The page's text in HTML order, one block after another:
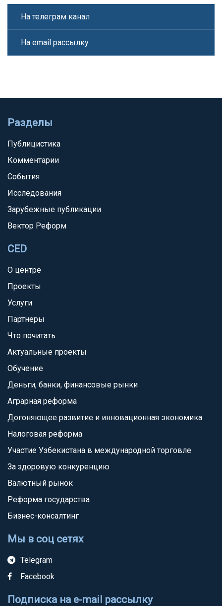
На телеграм канал
На email рассылку
Разделы
Публицистика
Комментарии
События
Исследования
Зарубежные публикации
Вектор Реформ
CED
О центре
Проекты
Услуги
Партнеры
Что почитать
Актуальные проекты
Обучение
Деньги, банки, финансовые рынки
Аграрная реформа
Догоняющее развитие и инновационная экономика
Налоговая реформа
Участие Узбекистана в международной торговле
За здоровую конкуренцию
Валютный рынок
Реформа государства
Бизнес-консалтинг
Мы в соц сетях
Telegram
Facebook
Подписка на e-mail рассылку